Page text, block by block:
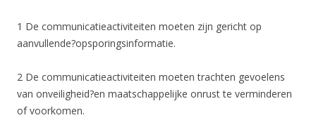
1 De communicatieactiviteiten moeten zijn gericht op
aanvullende?opsporingsinformatie.
2 De communicatieactiviteiten moeten trachten gevoelens
van onveiligheid?en maatschappelijke onrust te verminderen
of voorkomen.